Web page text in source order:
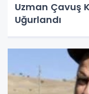
Uzman Çavuş
Uğurlandı